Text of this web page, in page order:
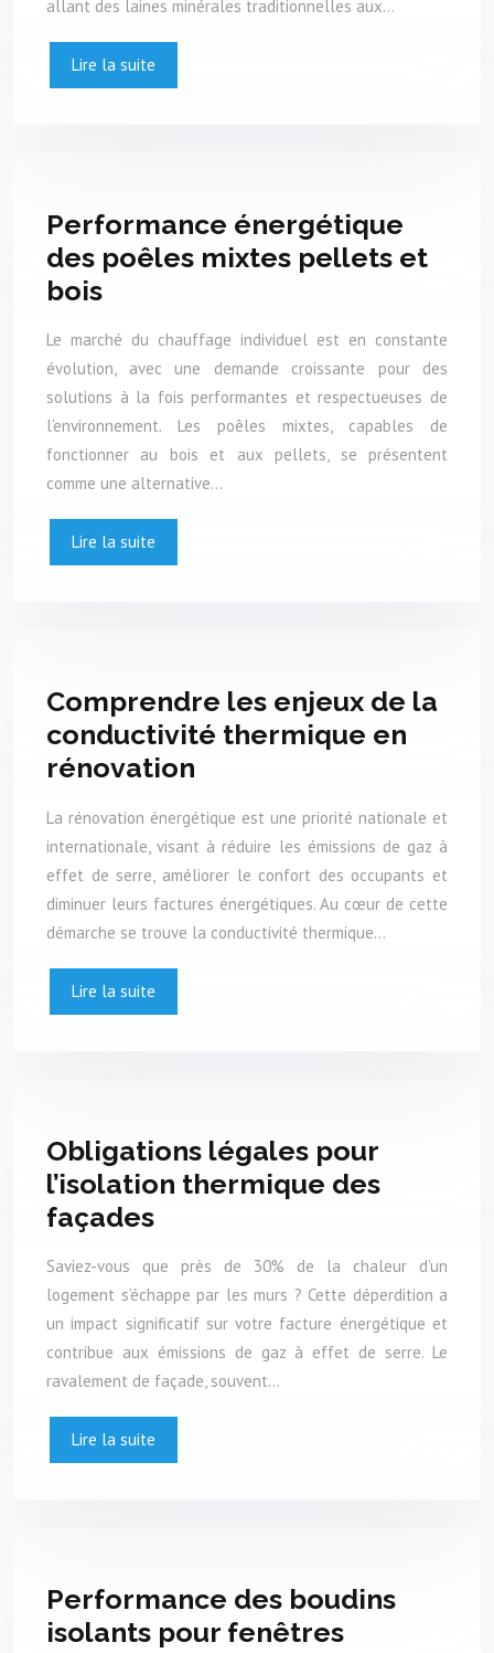
allant des laines minérales traditionnelles aux…
Lire la suite
Performance énergétique
des poêles mixtes pellets et
bois
Le marché du chauffage individuel est en constante
évolution, avec une demande croissante pour des
solutions à la fois performantes et respectueuses de
l’environnement. Les poêles mixtes, capables de
fonctionner au bois et aux pellets, se présentent
comme une alternative…
Lire la suite
Comprendre les enjeux de la
conductivité thermique en
rénovation
La rénovation énergétique est une priorité nationale et
internationale, visant à réduire les émissions de gaz à
effet de serre, améliorer le confort des occupants et
diminuer leurs factures énergétiques. Au cœur de cette
démarche se trouve la conductivité thermique…
Lire la suite
Obligations légales pour
l’isolation thermique des
façades
Saviez-vous que près de 30% de la chaleur d’un
logement s’échappe par les murs ? Cette déperdition a
un impact significatif sur votre facture énergétique et
contribue aux émissions de gaz à effet de serre. Le
ravalement de façade, souvent…
Lire la suite
Performance des boudins
isolants pour fenêtres